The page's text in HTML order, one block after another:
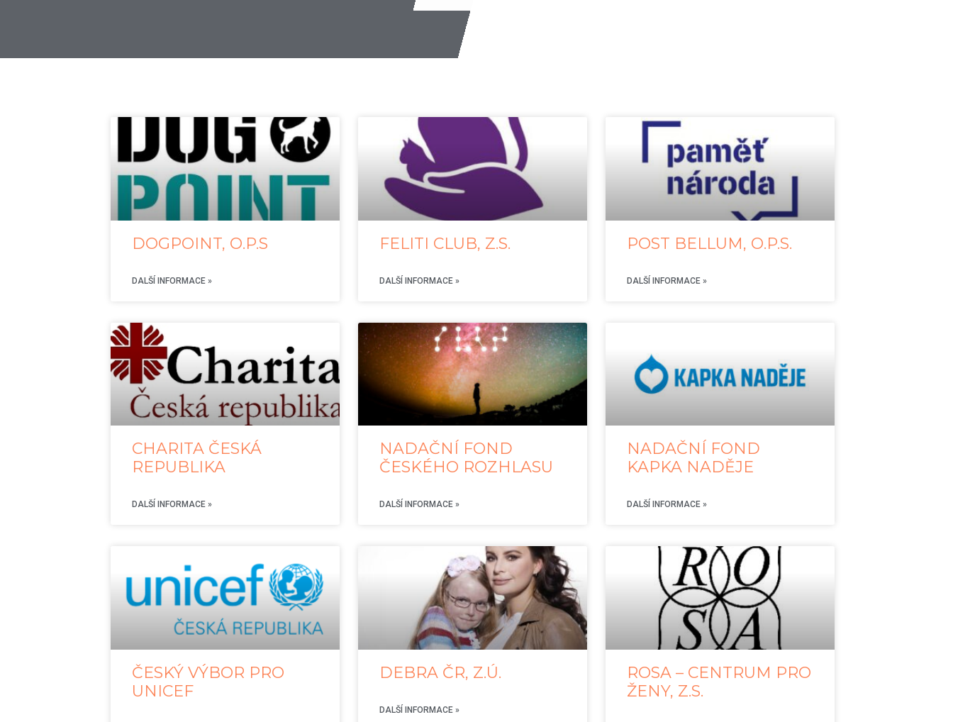
DOGPOINT, O.P.S
DALŠÍ INFORMACE »
FELITI CLUB, Z.S.
DALŠÍ INFORMACE »
POST BELLUM, O.P.S.
DALŠÍ INFORMACE »
CHARITA ČESKÁ
REPUBLIKA
DALŠÍ INFORMACE »
NADAČNÍ FOND
ČESKÉHO ROZHLASU
DALŠÍ INFORMACE »
NADAČNÍ FOND
KAPKA NADĚJE
DALŠÍ INFORMACE »
ČESKÝ VÝBOR PRO
UNICEF
DEBRA ČR, Z.Ú.
DALŠÍ INFORMACE »
ROSA – CENTRUM PRO
ŽENY, Z.S.